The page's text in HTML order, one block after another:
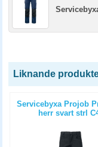
Liknande
Servicebyxa Projob
herr svart strl